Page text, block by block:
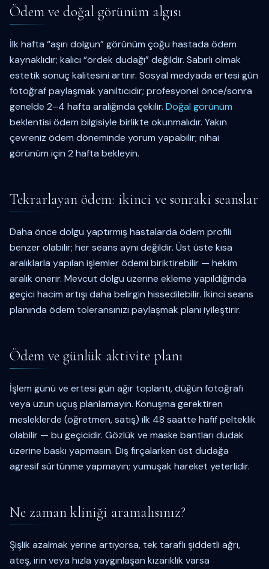
Ödem ve doğal görünüm algısı
İlk hafta “aşırı dolgun” görünüm çoğu hastada ödem
kaynaklıdır; kalıcı “ördek dudağı” değildir. Sabırlı olmak
estetik sonuç kalitesini artırır. Sosyal medyada ertesi gün
fotoğraf paylaşmak yanıltıcıdır; profesyonel önce/sonra
genelde 2–4 hafta aralığında çekilir. Doğal görünüm
beklentisi ödem bilgisiyle birlikte okunmalıdır. Yakın
çevreniz ödem döneminde yorum yapabilir; nihai
görünüm için 2 hafta bekleyin.
Tekrarlayan ödem: ikinci ve sonraki seanslar
Daha önce dolgu yaptırmış hastalarda ödem profili
benzer olabilir; her seans aynı değildir. Üst üste kısa
aralıklarla yapılan işlemler ödemi biriktirebilir — hekim
aralık önerir. Mevcut dolgu üzerine ekleme yapıldığında
geçici hacim artışı daha belirgin hissedilebilir. İkinci seans
planında ödem toleransınızı paylaşmak planı iyileştirir.
Ödem ve günlük aktivite planı
İşlem günü ve ertesi gün ağır toplantı, düğün fotoğrafı
veya uzun uçuş planlamayın. Konuşma gerektiren
mesleklerde (öğretmen, satış) ilk 48 saatte hafif pelteklik
olabilir — bu geçicidir. Gözlük ve maske bantları dudak
üzerine baskı yapmasın. Diş fırçalarken üst dudağa
agresif sürtünme yapmayın; yumuşak hareket yeterlidir.
Ne zaman kliniği aramalısınız?
Şişlik azalmak yerine artıyorsa, tek taraflı şiddetli ağrı,
ateş, irin veya hızla yaygınlaşan kızarıklık varsa